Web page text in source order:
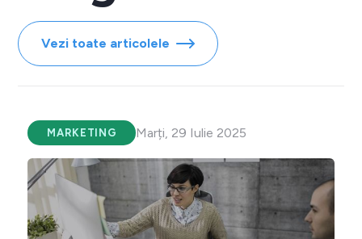
Vezi toate articolele
MARKETING Marți, 29 Iulie 2025